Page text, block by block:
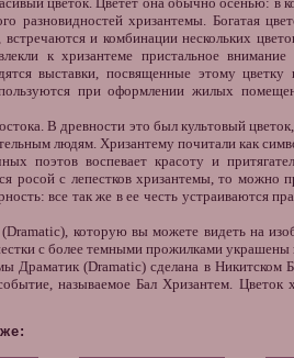
разновидностей хризантемы. Богатая
встречаются и комбинации нескольких
кхризантеме пристальное
выставки, посвященные этому
при оформлении жилых
В древности это был культовый
людям. Хризантему почитали как
поэтов воспевает красоту и
росой с лепестков хризантемы, то
все так же в ее честь устраиваются
которую вы можете видеть на
с более темными прожилками
Драматик (Dramatic) сделана в Никитском
называемое Бал Хризантем. Цветок